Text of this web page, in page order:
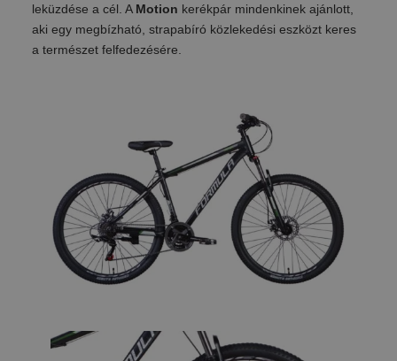
leküzdése a cél. A Motion kerékpár mindenkinek ajánlott,
aki egy megbízható, strapabíró közlekedési eszközt keres
a természet felfedezésére.